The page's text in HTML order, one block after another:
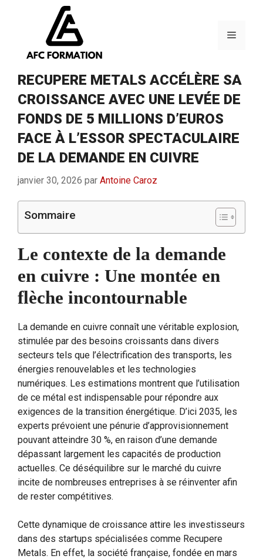
Menu
RECUPERE METALS ACCÉLÈRE SA
CROISSANCE AVEC UNE LEVÉE DE
FONDS DE 5 MILLIONS D’EUROS
FACE À L’ESSOR SPECTACULAIRE
DE LA DEMANDE EN CUIVRE
janvier 30, 2026 par Antoine Caroz
Sommaire
Le contexte de la demande
en cuivre : Une montée en
flèche incontournable
La demande en cuivre connaît une véritable explosion,
stimulée par des besoins croissants dans divers
secteurs tels que l’électrification des transports, les
énergies renouvelables et les technologies
numériques. Les estimations montrent que l’utilisation
de ce métal est indispensable pour répondre aux
exigences de la transition énergétique. D’ici 2035, les
experts prévoient une pénurie d’approvisionnement
pouvant atteindre 30 %, en raison d’une demande
dépassant largement les capacités de production
actuelles. Ce déséquilibre sur le marché du cuivre
incite de nombreuses entreprises à se réinventer afin
de rester compétitives.
Cette dynamique de croissance attire les investisseurs
dans des startups spécialisées comme Recupere
Metals. En effet, la société française, fondée en mars